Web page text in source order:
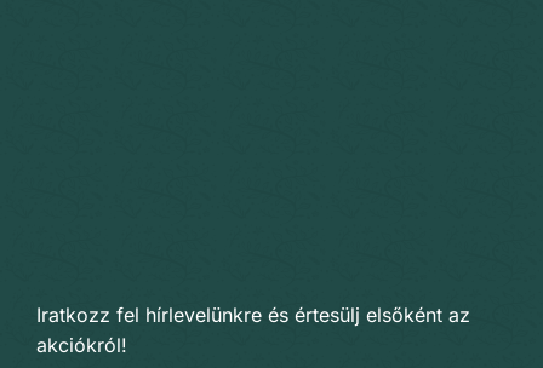
Iratkozz fel hírlevelünkre és értesülj elsőként az
akciókról!